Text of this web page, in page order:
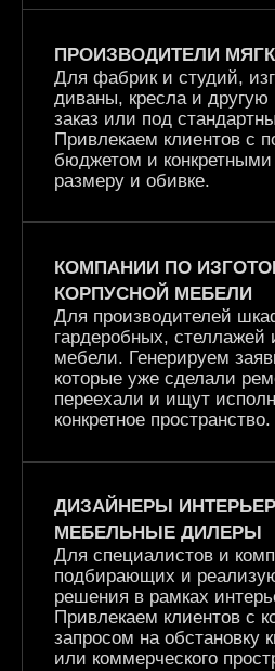
ПРОИЗВОДИТЕЛИ
Для фабрик и студий,
диваны, кресла и
заказ или под
Привлекаем клиентов с
бюджетом и
размеру и обивке.
КОМПАНИИ ПО
КОРПУСНОЙ МЕБЕЛИ
Для производителей
гардеробных, стеллажей
мебели. Генерируем
которые уже сделали
переехали и ищут
конкретное пространство.
ДИЗАЙНЕРЫ
МЕБЕЛЬНЫЕ ДИЛЕРЫ
Для специалистов и
подбирающих и
решения в рамках
Привлекаем клиентов с
запросом на обстановку
или коммерческого